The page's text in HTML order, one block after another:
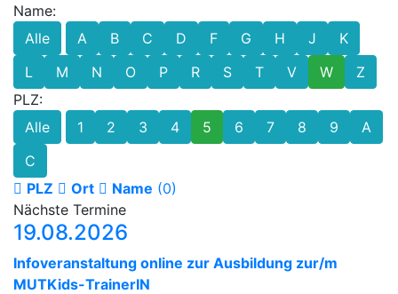
Name:
Alle
A B C D F G H J
K
L
M N O P R S T V W
Z
PLZ:
Alle
1 2 3 4 5 6 7 8 9
A
C
PLZ
Ort Name (0)
Nächste Termine
19.08.2026
Infoveranstaltung online zur Ausbildung zur/m
MUTKids-TrainerIN